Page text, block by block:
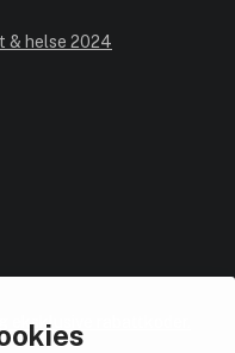
eksklusive rabattkoder.